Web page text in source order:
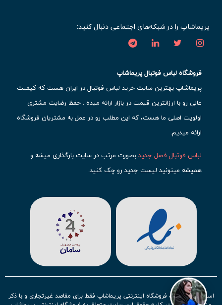
پریماشاپ را در شبکه‌های اجتماعی دنبال کنید:
فروشگاه لباس فوتبال پریماشاپ
پریماشاپ بهترین سایت خرید لباس فوتبال در ایران هست که کیفیت
عالی رو با ارزانترین قیمت در بازار ارائه میده . حفظ رضایت مشتری
اولویت اصلی ما هست، که این مطلب رو در عمل به مشتریان فروشگاه
ارائه میدیم.
لباس فوتبال فصل جدیدبصورت مرتب در سایت بارگذاری میشه و
همیشه میتونید لیست جدید رو چک کنید.
حتما مشاهده کنید که قطعا برای تیم های مطرح دنیای فوتبال، تعداد
بیشتری محصول موجود میشه. این مورد شامل
لباس رئال مادرید
لباس اینتر میامی لباس منچستر سیتی
آث میلان میشه.
در ایران هملباس استقلال،لباس پرسپولیسولباس تیم ملی
ایرانتوجه زیادی بشون شده و تقریبا تمام محصولاتشون رو موجود
استفاده از مطالب فروشگاه اینترنتی پریماشاپ فقط برای مقاصد غیرتجاری و با ذکر